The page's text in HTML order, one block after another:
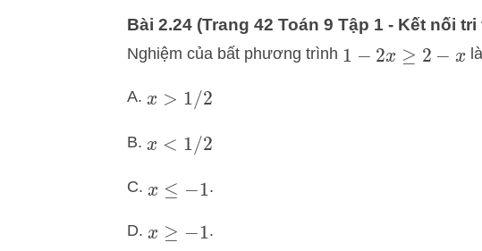
Bài 2.24 (Trang 42 Toán 9 Tập 1 - Kết nối
Nghiệm của bất phương trình 1 −2 x≥ 2− x
A. x>1 2
B. x<1 2
C. x≤− 1 .
D. x≥− 1 .